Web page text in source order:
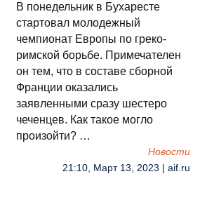
В понедельник в Бухаресте
стартовал молодежный
чемпионат Европы по греко-
римской борьбе. Примечателен
он тем, что в составе сборной
Франции оказались
заявленными сразу шестеро
чеченцев. Как такое могло
произойти? …
Новости
21:10, Март 13, 2023 | aif.ru